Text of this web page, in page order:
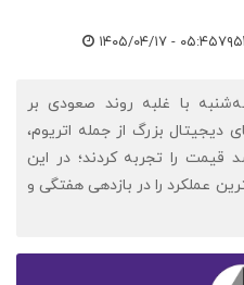
۱۴۰۵/۰۴/۱۷ - ۰۵:۴۵
سه‌شنبه با غلبه روند صعودی بر
دیجیتال بزرگ از جمله اتریوم،
قیمت را تجربه کردند؛ در این
عملکرد را در بازدهی هفتگی و